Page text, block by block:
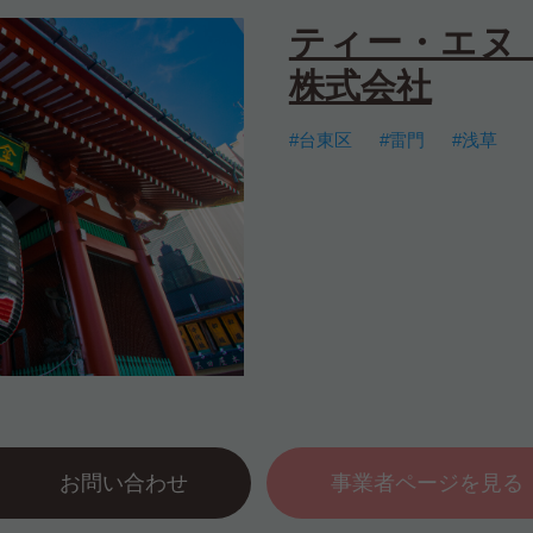
ティー・エヌ
株式会社
#台東区 #雷門 #浅草
お問い合わせ 事業者ページを見る